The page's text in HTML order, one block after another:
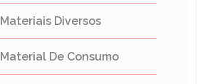
Materiais Diversos
Material De Consumo